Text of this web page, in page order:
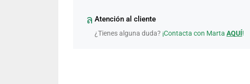
Atención al cliente
¿Tienes alguna duda? ¡Contacta con Marta AQUÍ!